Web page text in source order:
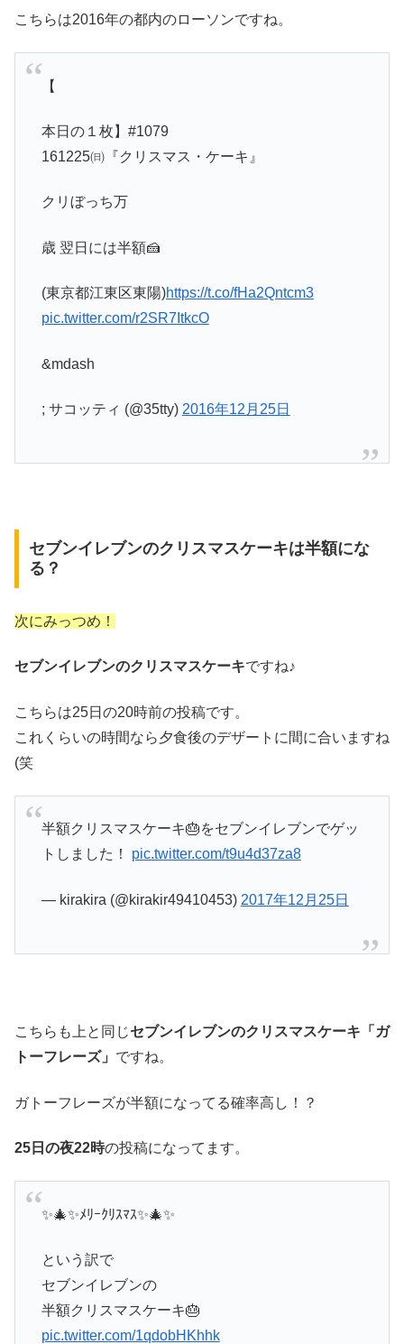
こちらは2016年の都内のローソンですね。
【
本日の１枚】#1079
161225㈰『クリスマス・ケーキ』
クリぼっち万
歳 翌日には半額🍰
(東京都江東区東陽)https://t.co/fHa2Qntcm3
pic.twitter.com/r2SR7ItkcO
&mdash
; サコッティ (@35tty) 2016年12月25日
セブンイレブンのクリスマスケーキは半額にな
る？
次にみっつめ！
セブンイレブンのクリスマスケーキですね♪
こちらは25日の20時前の投稿です。
これくらいの時間なら夕食後のデザートに間に合いますね
(笑
半額クリスマスケーキ🎂をセブンイレブンでゲッ
トしました！ pic.twitter.com/t9u4d37za8
— kirakira (@kirakir49410453) 2017年12月25日
こちらも上と同じセブンイレブンのクリスマスケーキ「ガ
トーフレーズ」 ですね。
ガトーフレーズが半額になってる確率高し！？
25日の夜22時の投稿になってます。
✨🎄✨ﾒﾘｰｸﾘｽﾏｽ✨🎄✨
という訳で
セブンイレブンの
半額クリスマスケーキ🎂
pic.twitter.com/1qdobHKhhk